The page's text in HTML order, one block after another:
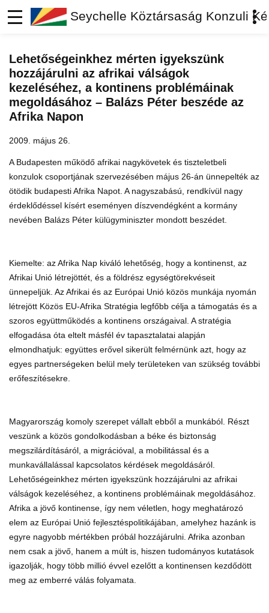
Seychelle Köztársaság Konzuli
Lehetőségeinkhez mérten igyekszünk
hozzájárulni az afrikai válságok
kezeléséhez, a kontinens problémáinak
megoldásához – Balázs Péter beszéde az
Afrika Napon
2009. május 26.
A Budapesten működő afrikai nagykövetek és tiszteletbeli
konzulok csoportjának szervezésében május 26-án ünnepelték az
ötödik budapesti Afrika Napot. A nagyszabású, rendkívül nagy
érdeklődéssel kísért eseményen díszvendégként a kormány
nevében Balázs Péter külügyminiszter mondott beszédet.
Kiemelte: az Afrika Nap kiváló lehetőség, hogy a kontinenst, az
Afrikai Unió létrejöttét, és a földrész egységtörekvéseit
ünnepeljük. Az Afrikai és az Európai Unió közös munkája nyomán
létrejött Közös EU-Afrika Stratégia legfőbb célja a támogatás és a
szoros együttműködés a kontinens országaival. A stratégia
elfogadása óta eltelt másfél év tapasztalatai alapján
elmondhatjuk: együttes erővel sikerült felmérnünk azt, hogy az
egyes partnerségeken belül mely területeken van szükség további
erőfeszítésekre.
Magyarország komoly szerepet vállalt ebből a munkából. Részt
veszünk a közös gondolkodásban a béke és biztonság
megszilárdításáról, a migrációval, a mobilitással és a
munkavállalással kapcsolatos kérdések megoldásáról.
Lehetőségeinkhez mérten igyekszünk hozzájárulni az afrikai
válságok kezeléséhez, a kontinens problémáinak megoldásához.
Afrika a jövő kontinense, így nem véletlen, hogy meghatározó
elem az Európai Unió fejlesztéspolitikájában, amelyhez hazánk is
egyre nagyobb mértékben próbál hozzájárulni. Afrika azonban
nem csak a jövő, hanem a múlt is, hiszen tudományos kutatások
igazolják, hogy több millió évvel ezelőtt a kontinensen kezdődött
meg az emberré válás folyamata.